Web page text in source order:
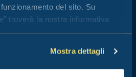
del sito. Su
troverà la nostra informativa
Mostra dettagli
outdoor